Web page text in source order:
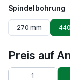
Spindelbohrung
270 mm
Preis auf